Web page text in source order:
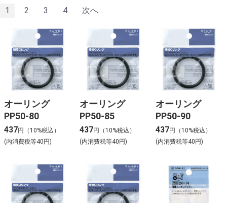
1 2 3 4 次へ
オーリング
PP50-80
437円（10%税込）
(内消費税等40円)
オーリング
PP50-85
437円（10%税込）
(内消費税等40円)
オーリング
PP50-90
437円（10%税込）
(内消費税等40円)